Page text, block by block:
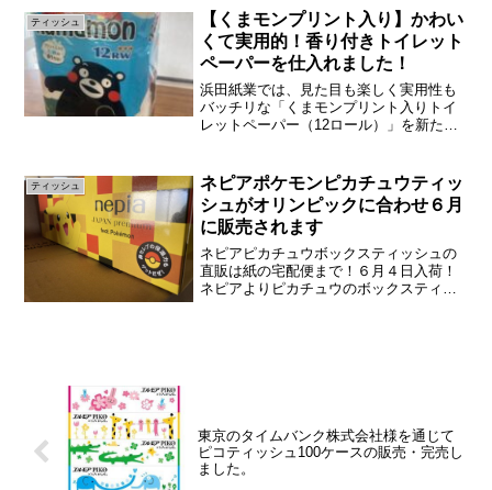
いですね。すごい嬉しいです。こちらに
小分けしてあります。沖釣...
ティッシュ
【くまモンプリント入り】かわい
くて実用的！香り付きトイレット
ペーパーを仕入れました！
浜田紙業では、見た目も楽しく実用性も
バッチリな「くまモンプリント入りトイ
レットペーパー（12ロール）」を新たに
デザインや香りが加わるだけで、日常が
ぐっと楽しく、心がほっ...
ティッシュ
ネピアポケモンピカチュウティッ
シュがオリンピックに合わせ６月
に販売されます
ネピアピカチュウボックスティッシュの
直販は紙の宅配便まで！６月４日入荷！
ネピアよりピカチュウのボックスティッ
東京のタイムバンク株式会社様を通じて
ピコティッシュ100ケースの販売・完売し
ました。